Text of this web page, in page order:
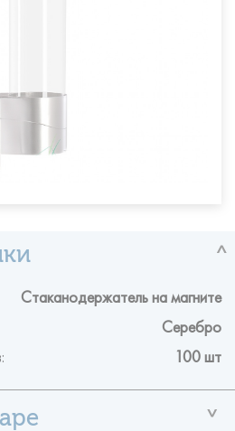
Стаканодержатель на магните
Серебро
100 шт